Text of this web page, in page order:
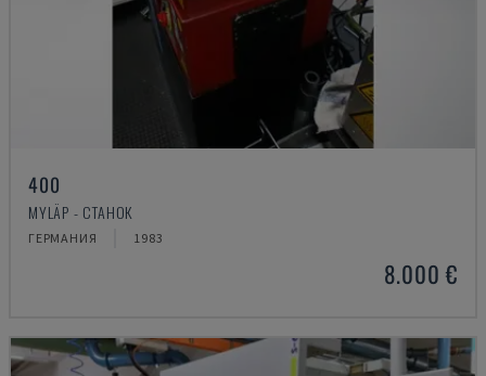
400
MYLÄP - СТАНОК
ГЕРМАНИЯ 1983
8.000 €